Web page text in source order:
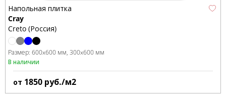
Напольная плитка
Cray
Creto (Россия)
Размер: 600x600 мм 300x600 мм
В наличии
от 1850 руб./м2